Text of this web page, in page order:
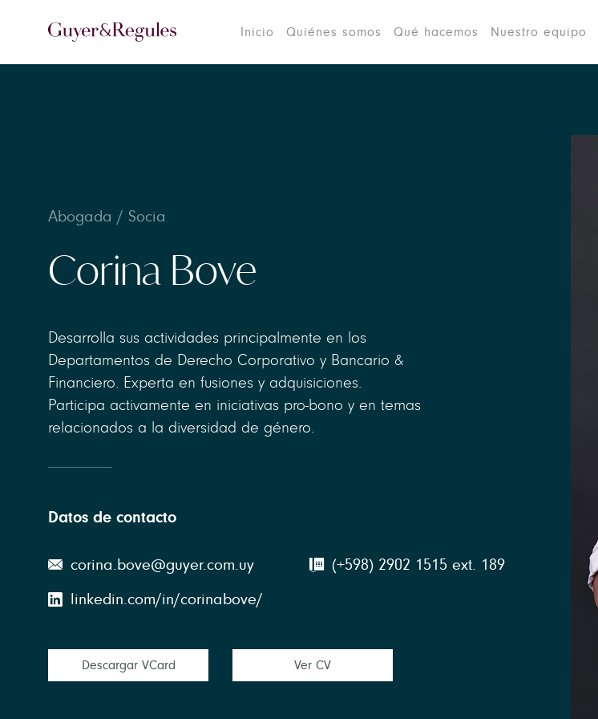
Inicio Quiénes somos Qué hacemos Nuestro equipo
Abogada / Socia
Corina Bove
Desarrolla sus actividades principalmente en los
Departamentos de Derecho Corporativo y Bancario &
Financiero. Experta en fusiones y adquisiciones.
Participa activamente en iniciativas pro-bono y en temas
relacionados a la diversidad de género.
Datos de contacto
corina.bove@guyer.com.uy
linkedin.com/in/corinabove/
(+598) 2902 1515 ext. 189
Descargar VCard Ver CV